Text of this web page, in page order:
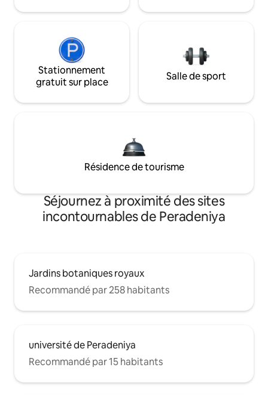
Stationnement
gratuit sur place
Salle de sport
Résidence de tourisme
Séjournez à proximité des sites
incontournables de Peradeniya
Jardins botaniques royaux
Recommandé par 258 habitants
université de Peradeniya
Recommandé par 15 habitants